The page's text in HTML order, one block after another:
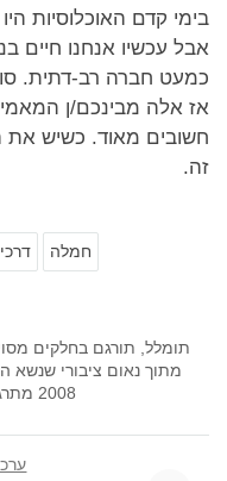
בימי קדם האוכלוסיות
אבל עכשיו אנחנו חיים
כמעט חברה רב-דתית.
אז אלה מבינכם/ן
חשובים מאוד. כשיש
זה.
חמלה
תומלל, תורגם בחלקים
מתוך נאום ציבורי שנשא
2008 מתרגמת לעברית: טל מעיין